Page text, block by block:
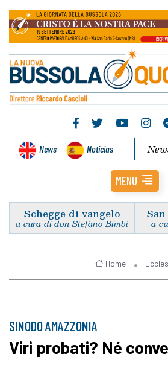
News Noticias
MENU
Schegge di vangelo
a cura di don Stefano Bimbi a
Home
SINODO AMAZZONIA
Viri probati? Né